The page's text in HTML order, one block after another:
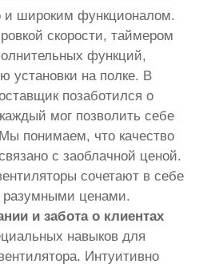
и широким функционалом.
скорости, таймером
функций,
установки на полке. В
позаботился о
мог позволить себе
понимаем, что качество
с заоблачной ценой.
сочетают в себе
разумными ценами.
и забота о клиентах
навыков для
Интуитивно